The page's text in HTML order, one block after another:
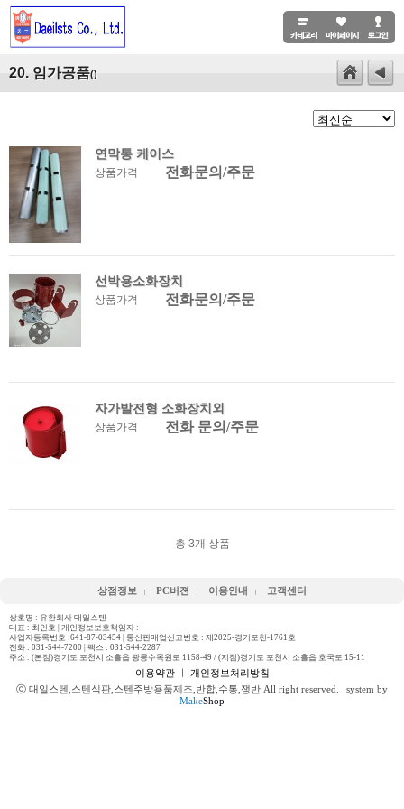
20. 임가공품()
연막통 케이스
상품가격 전화문의/주문
선박용소화장치
상품가격 전화문의/주문
자가발전형 소화장치외
상품가격 전화 문의/주문
총 3개 상품
상점정보 PC버젼 이용안내 고객센터
상호명 : 유한회사 대일스텐
대표 : 최인호 | 개인정보보호책임자 :
사업자등록번호 :641-87-03454 | 통신판매업신고번호 : 제2025-경기포천-1761호
전화 : 031-544-7200 | 팩스 : 031-544-2287
주소 : (본점)경기도 포천시 소흘읍 광릉수목원로 1158-49 / (지점)경기도 포천시 소흘읍 호국로 15-11
이용약관ㅣ 개인정보처리방침
ⓒ 대일스텐,스텐식판,스텐주방용품제조,반합,수통,쟁반 All right reserved.
system by
MakeShop